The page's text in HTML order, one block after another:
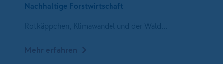
Nachhaltige Forstwirtschaft
Mehr erfahren